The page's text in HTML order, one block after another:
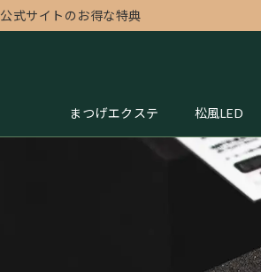
公式サイトのお得な特典
まつげエクステ 松風LED